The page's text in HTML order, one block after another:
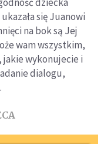
się Juanowi
na bok są Jej
wam wszystkim,
jakie wykonujecie i
dialogu,